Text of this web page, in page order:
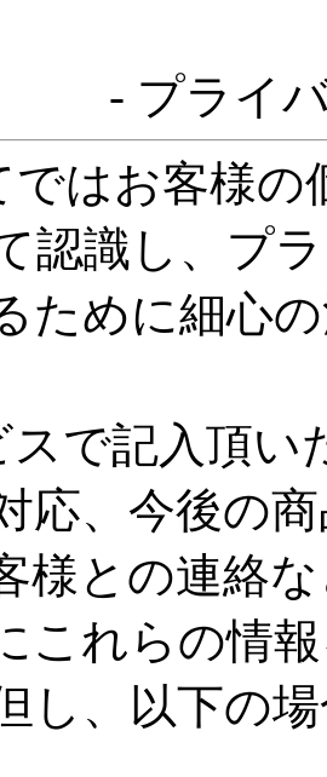
- プライ
ではお客様の
認識し、プ
ために細心
で記入頂い
応、今後の
様との連絡
これらの情
し、以下の